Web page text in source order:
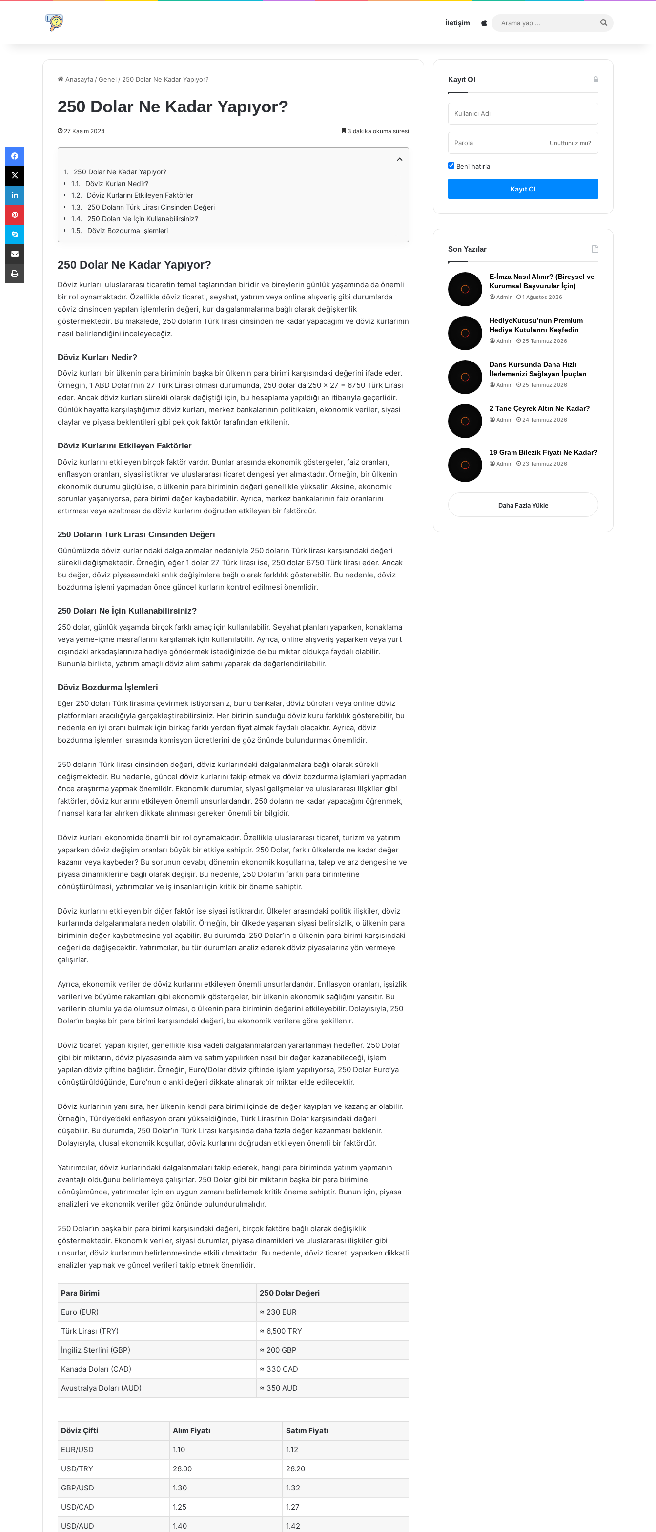
İletişim Sitemap
...
Anasayfa /Genel / 250 Dolar Ne Kadar Yapıyor?
250 Dolar Ne Kadar Yapıyor?
27 Kasım 2024 3 dakika okuma süresi
250 Dolar Ne Kadar Yapıyor?
Döviz Kurları Nedir?
Döviz Kurlarını Etkileyen Faktörler
250 Doların Türk Lirası Cinsinden Değeri
250 Doları Ne İçin Kullanabilirsiniz?
Döviz Bozdurma İşlemleri
250 Dolar Ne Kadar Yapıyor?
Döviz kurları, uluslararası ticaretin temel taşlarından biridir ve bireylerin günlük yaşamında da önemli
bir rol oynamaktadır. Özellikle döviz ticareti, seyahat, yatırım veya online alışveriş gibi durumlarda
döviz cinsinden yapılan işlemlerin değeri, kur dalgalanmalarına bağlı olarak değişkenlik
göstermektedir. Bu makalede, 250 doların Türk lirası cinsinden ne kadar yapacağını ve döviz kurlarının
nasıl belirlendiğini inceleyeceğiz.
Döviz Kurları Nedir?
Döviz kurları, bir ülkenin para biriminin başka bir ülkenin para birimi karşısındaki değerini ifade eder.
Örneğin, 1 ABD Doları’nın 27 Türk Lirası olması durumunda, 250 dolar da 250 x 27 = 6750 Türk Lirası
eder. Ancak döviz kurları sürekli olarak değiştiği için, bu hesaplama yapıldığı an itibarıyla geçerlidir.
Günlük hayatta karşılaştığımız döviz kurları, merkez bankalarının politikaları, ekonomik veriler, siyasi
olaylar ve piyasa beklentileri gibi pek çok faktör tarafından etkilenir.
Döviz Kurlarını Etkileyen Faktörler
Döviz kurlarını etkileyen birçok faktör vardır. Bunlar arasında ekonomik göstergeler, faiz oranları,
enflasyon oranları, siyasi istikrar ve uluslararası ticaret dengesi yer almaktadır. Örneğin, bir ülkenin
ekonomik durumu güçlü ise, o ülkenin para biriminin değeri genellikle yükselir. Aksine, ekonomik
sorunlar yaşanıyorsa, para birimi değer kaybedebilir. Ayrıca, merkez bankalarının faiz oranlarını
artırması veya azaltması da döviz kurlarını doğrudan etkileyen bir faktördür.
250 Doların Türk Lirası Cinsinden Değeri
Günümüzde döviz kurlarındaki dalgalanmalar nedeniyle 250 doların Türk lirası karşısındaki değeri
sürekli değişmektedir. Örneğin, eğer 1 dolar 27 Türk lirası ise, 250 dolar 6750 Türk lirası eder. Ancak
bu değer, döviz piyasasındaki anlık değişimlere bağlı olarak farklılık gösterebilir. Bu nedenle, döviz
bozdurma işlemi yapmadan önce güncel kurların kontrol edilmesi önemlidir.
250 Doları Ne İçin Kullanabilirsiniz?
250 dolar, günlük yaşamda birçok farklı amaç için kullanılabilir. Seyahat planları yaparken, konaklama
veya yeme-içme masraflarını karşılamak için kullanılabilir. Ayrıca, online alışveriş yaparken veya yurt
dışındaki arkadaşlarınıza hediye göndermek istediğinizde de bu miktar oldukça faydalı olabilir.
Bununla birlikte, yatırım amaçlı döviz alım satımı yaparak da değerlendirilebilir.
Döviz Bozdurma İşlemleri
Eğer 250 doları Türk lirasına çevirmek istiyorsanız, bunu bankalar, döviz büroları veya online döviz
platformları aracılığıyla gerçekleştirebilirsiniz. Her birinin sunduğu döviz kuru farklılık gösterebilir, bu
nedenle en iyi oranı bulmak için birkaç farklı yerden fiyat almak faydalı olacaktır. Ayrıca, döviz
bozdurma işlemleri sırasında komisyon ücretlerini de göz önünde bulundurmak önemlidir.
250 doların Türk lirası cinsinden değeri, döviz kurlarındaki dalgalanmalara bağlı olarak sürekli
değişmektedir. Bu nedenle, güncel döviz kurlarını takip etmek ve döviz bozdurma işlemleri yapmadan
önce araştırma yapmak önemlidir. Ekonomik durumlar, siyasi gelişmeler ve uluslararası ilişkiler gibi
faktörler, döviz kurlarını etkileyen önemli unsurlardandır. 250 doların ne kadar yapacağını öğrenmek,
finansal kararlar alırken dikkate alınması gereken önemli bir bilgidir.
Döviz kurları, ekonomide önemli bir rol oynamaktadır. Özellikle uluslararası ticaret, turizm ve yatırım
yaparken döviz değişim oranları büyük bir etkiye sahiptir. 250 Dolar, farklı ülkelerde ne kadar değer
kazanır veya kaybeder? Bu sorunun cevabı, dönemin ekonomik koşullarına, talep ve arz dengesine ve
piyasa dinamiklerine bağlı olarak değişir. Bu nedenle, 250 Dolar’ın farklı para birimlerine
dönüştürülmesi, yatırımcılar ve iş insanları için kritik bir öneme sahiptir.
Döviz kurlarını etkileyen bir diğer faktör ise siyasi istikrardır. Ülkeler arasındaki politik ilişkiler, döviz
kurlarında dalgalanmalara neden olabilir. Örneğin, bir ülkede yaşanan siyasi belirsizlik, o ülkenin para
biriminin değer kaybetmesine yol açabilir. Bu durumda, 250 Dolar’ın o ülkenin para birimi karşısındaki
değeri de değişecektir. Yatırımcılar, bu tür durumları analiz ederek döviz piyasalarına yön vermeye
çalışırlar.
Ayrıca, ekonomik veriler de döviz kurlarını etkileyen önemli unsurlardandır. Enflasyon oranları, işsizlik
verileri ve büyüme rakamları gibi ekonomik göstergeler, bir ülkenin ekonomik sağlığını yansıtır. Bu
verilerin olumlu ya da olumsuz olması, o ülkenin para biriminin değerini etkileyebilir. Dolayısıyla, 250
Dolar’ın başka bir para birimi karşısındaki değeri, bu ekonomik verilere göre şekillenir.
Döviz ticareti yapan kişiler, genellikle kısa vadeli dalgalanmalardan yararlanmayı hedefler. 250 Dolar
gibi bir miktarın, döviz piyasasında alım ve satım yapılırken nasıl bir değer kazanabileceği, işlem
yapılan döviz çiftine bağlıdır. Örneğin, Euro/Dolar döviz çiftinde işlem yapılıyorsa, 250 Dolar Euro’ya
dönüştürüldüğünde, Euro’nun o anki değeri dikkate alınarak bir miktar elde edilecektir.
Döviz kurlarının yanı sıra, her ülkenin kendi para birimi içinde de değer kayıpları ve kazançlar olabilir.
Örneğin, Türkiye’deki enflasyon oranı yükseldiğinde, Türk Lirası’nın Dolar karşısındaki değeri
düşebilir. Bu durumda, 250 Dolar’ın Türk Lirası karşısında daha fazla değer kazanması beklenir.
Dolayısıyla, ulusal ekonomik koşullar, döviz kurlarını doğrudan etkileyen önemli bir faktördür.
Yatırımcılar, döviz kurlarındaki dalgalanmaları takip ederek, hangi para biriminde yatırım yapmanın
avantajlı olduğunu belirlemeye çalışırlar. 250 Dolar gibi bir miktarın başka bir para birimine
dönüşümünde, yatırımcılar için en uygun zamanı belirlemek kritik öneme sahiptir. Bunun için, piyasa
analizleri ve ekonomik veriler göz önünde bulundurulmalıdır.
250 Dolar’ın başka bir para birimi karşısındaki değeri, birçok faktöre bağlı olarak değişiklik
göstermektedir. Ekonomik veriler, siyasi durumlar, piyasa dinamikleri ve uluslararası ilişkiler gibi
unsurlar, döviz kurlarının belirlenmesinde etkili olmaktadır. Bu nedenle, döviz ticareti yaparken dikkatli
analizler yapmak ve güncel verileri takip etmek önemlidir.
Para Birimi 250 Dolar Değeri
Euro (EUR) ≈ 230 EUR
Türk Lirası (TRY) ≈ 6,500 TRY
İngiliz Sterlini (GBP) ≈ 200 GBP
Kanada Doları (CAD) ≈ 330 CAD
Avustralya Doları (AUD) ≈ 350 AUD
Döviz Çifti Alım Fiyatı Satım Fiyatı
EUR/USD 1.10 1.12
USD/TRY 26.00 26.20
GBP/USD 1.30 1.32
USD/CAD 1.25 1.27
USD/AUD 1.40 1.42
Kayıt Ol
Unuttunuz mu?
Beni hatırla
Kayıt Ol
Son Yazılar
E-İmza Nasıl Alınır? (Bireysel ve
Kurumsal Başvurular İçin)
Admin 1 Ağustos 2026
HediyeKutusu’nun Premium
Hediye Kutularını Keşfedin
Admin 25 Temmuz 2026
Dans Kursunda Daha Hızlı
İlerlemenizi Sağlayan İpuçları
Admin 25 Temmuz 2026
2 Tane Çeyrek Altın Ne Kadar?
Admin 24 Temmuz 2026
19 Gram Bilezik Fiyatı Ne Kadar?
Admin 23 Temmuz 2026
Daha Fazla Yükle
Facebook
X
LinkedIn
Pinterest
Skype
E-Posta ile paylaş